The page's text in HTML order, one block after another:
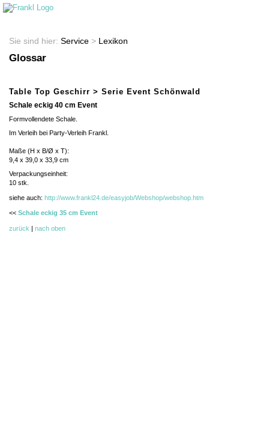
Sie sind hier: Service > Lexikon
Glossar
Table Top Geschirr > Serie Event Schönwald
Schale eckig 40 cm Event
Formvollendete Schale.
Im Verleih bei Party-Verleih Frankl.
Maße (H x B/Ø x T):
9,4 x 39,0 x 33,9 cm
Verpackungseinheit:
10 stk.
siehe auch: http://www.frankl24.de/easyjob/Webshop/webshop.htm
<< Schale eckig 35 cm Event
zurück | nach oben